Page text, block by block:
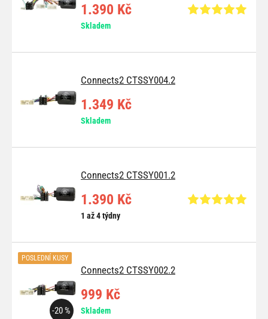
1.390 Kč
Skladem
Connects2 CTSSY004.2
1.349 Kč
Skladem
Connects2 CTSSY001.2
1.390 Kč
1 až 4 týdny
Connects2 CTSSY002.2
-20 %
POSLEDNÍ KUSY
999 Kč
Skladem